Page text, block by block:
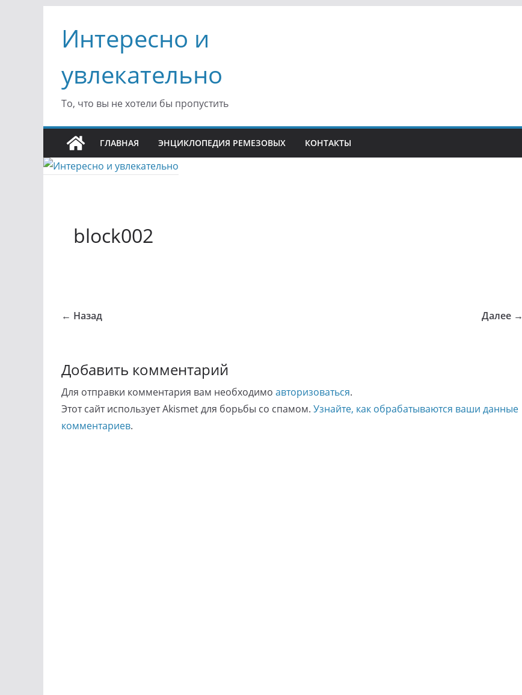
содержимому
Интересно и
увлекательно
То, что вы не хотели бы пропустить
ГЛАВНАЯ ЭНЦИКЛОПЕДИЯ РЕМЕЗОВЫХ КОНТАКТЫ
block002
← Назад Далее →
Добавить комментарий
Для отправки комментария вам необходимо авторизоваться.
Этот сайт использует Akismet для борьбы со спамом. Узнайте, как обрабатываются ваши данные
комментариев.